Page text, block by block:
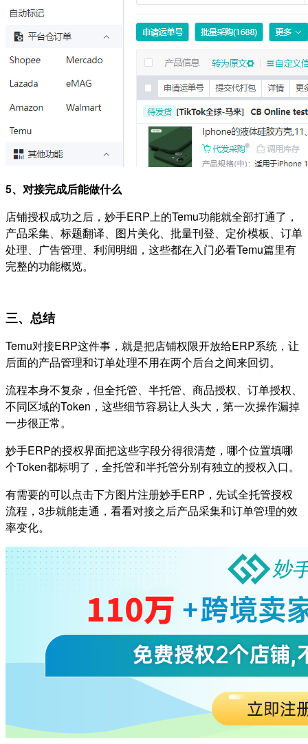
5、对接完成后能做什么
店铺授权成功之后，妙手ERP上的Temu功能就全部打通了，
产品采集、标题翻译、图片美化、批量刊登、定价模板、订单
处理、广告管理、利润明细，这些都在入门必看Temu篇里有
完整的功能概览。
三、总结
Temu对接ERP这件事，就是把店铺权限开放给ERP系统，让
后面的产品管理和订单处理不用在两个后台之间来回切。
流程本身不复杂，但全托管、半托管、商品授权、订单授权、
不同区域的Token，这些细节容易让人头大，第一次操作漏掉
一步很正常。
妙手ERP的授权界面把这些字段分得很清楚，哪个位置填哪
个Token都标明了，全托管和半托管分别有独立的授权入口。
有需要的可以点击下方图片注册妙手ERP，先试全托管授权
流程，3步就能走通，看看对接之后产品采集和订单管理的效
率变化。